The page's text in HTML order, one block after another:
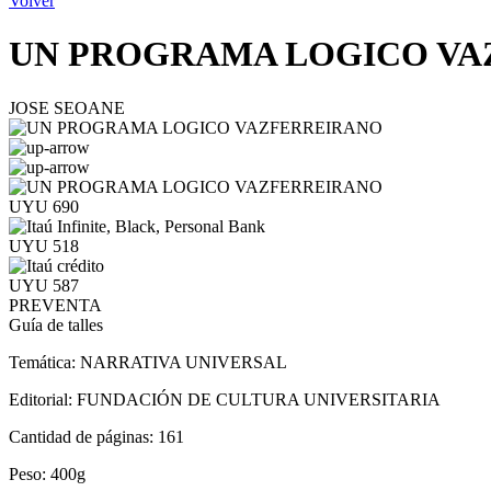
UN PROGRAMA LOGICO
JOSE SEOANE
UYU 690
UYU 518
UYU 587
PREVENTA
Guía de talles
Temática: NARRATIVA UNIVERSAL
Editorial: FUNDACIÓN DE CULTURA UNIVERSITARIA
Cantidad de páginas: 161
Peso: 400g